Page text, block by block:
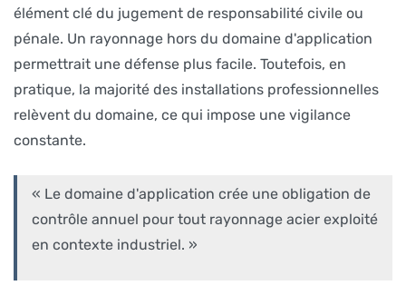
élément clé du jugement de responsabilité civile ou
pénale. Un rayonnage hors du domaine d'application
permettrait une défense plus facile. Toutefois, en
pratique, la majorité des installations professionnelles
relèvent du domaine, ce qui impose une vigilance
constante.
« Le domaine d'application crée une obligation de
contrôle annuel pour tout rayonnage acier exploité
en contexte industriel. »